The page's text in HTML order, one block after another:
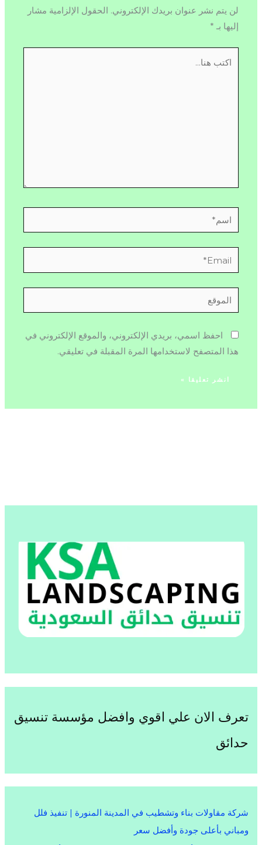
لن يتم نشر عنوان بريدك الإلكتروني. الحقول الإلزامية مشار
إليها بـ *
اسم*
Email*
الموقع
احفظ اسمي، بريدي الإلكتروني، والموقع الإلكتروني في
هذا المتصفح لاستخدامها المرة المقبلة في تعليقي.
تعرف الان علي اقوي وافضل مؤسسة تنسيق
حدائق
شركة مقاولات بناء وتشطيب في المدينة المنورة | تنفيذ فلل
ومباني بأعلى جودة وأفضل سعر